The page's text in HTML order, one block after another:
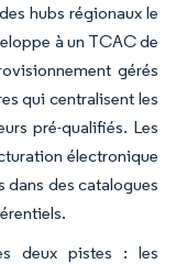
hubs régionaux le
à un TCAC de
gérés
qui centralisent les
pré-qualifiés. Les
électronique
dans des catalogues
deux pistes : les